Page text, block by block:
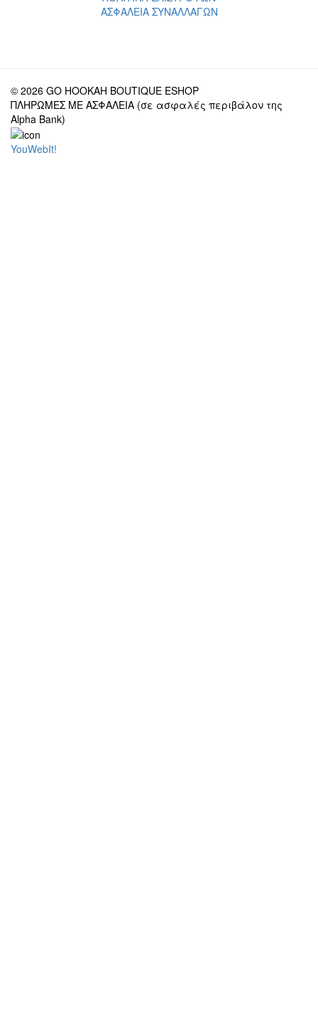
ΑΣΦΑΛΕΙΑ ΣΥΝΑΛΛΑΓΩΝ
© 2026 GO HOOKAH BOUTIQUE ESHOP
ΠΛΗΡΩΜΕΣ ΜΕ ΑΣΦΑΛΕΙΑ (σε ασφαλές περιβάλον της
Alpha Bank)
YouWebIt!